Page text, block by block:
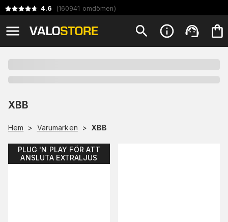
4.6 (160941 omdömen)
XBB
Hem > Varumärken > XBB
PLUG 'N PLAY FÖR ATT
ANSLUTA EXTRALJUS